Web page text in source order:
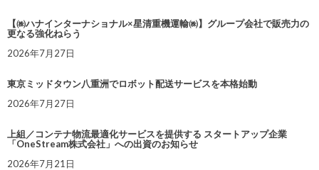
【㈱ハナインターナショナル×星清重機運輸㈱】グループ会社で販売力の
更なる強化ねらう
2026年7月27日
東京ミッドタウン八重洲でロボット配送サービスを本格始動
2026年7月27日
上組／コンテナ物流最適化サービスを提供する スタートアップ企業
「OneStream株式会社」への出資のお知らせ
2026年7月21日